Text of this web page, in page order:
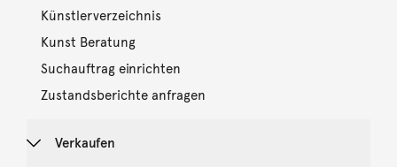
Künstlerverzeichnis
Kunst Beratung
Suchauftrag einrichten
Zustandsberichte anfragen
Verkaufen